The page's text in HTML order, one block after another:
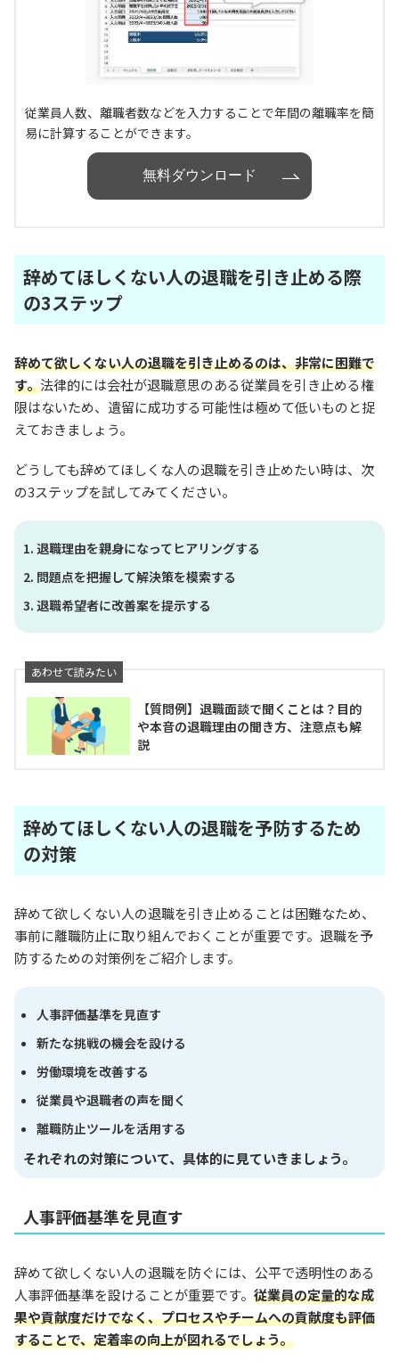
従業員人数、離職者数などを入力することで年間の離職率を簡
易に計算することができます。
無料ダウンロード
辞めてほしくない人の退職を引き止める際
の3ステップ
辞めて欲しくない人の退職を引き止めるのは、非常に困難で
す。法律的には会社が退職意思のある従業員を引き止める権
限はないため、遺留に成功する可能性は極めて低いものと捉
えておきましょう。
どうしても辞めてほしくな人の退職を引き止めたい時は、次
の3ステップを試してみてください。
退職理由を親身になってヒアリングする
問題点を把握して解決策を模索する
退職希望者に改善案を提示する
【質問例】退職面談で聞くことは？目的
や本音の退職理由の聞き方、注意点も解
説
辞めてほしくない人の退職を予防するため
の対策
辞めて欲しくない人の退職を引き止めることは困難なため、
事前に離職防止に取り組んでおくことが重要です。退職を予
防するための対策例をご紹介します。
人事評価基準を見直す
新たな挑戦の機会を設ける
労働環境を改善する
従業員や退職者の声を聞く
離職防止ツールを活用する
それぞれの対策について、具体的に見ていきましょう。
人事評価基準を見直す
辞めて欲しくない人の退職を防ぐには、公平で透明性のある
人事評価基準を設けることが重要です。 従業員の定量的な成
果や貢献度だけでなく、プロセスやチームへの貢献度も評価
することで、定着率の向上が図れるでしょう。